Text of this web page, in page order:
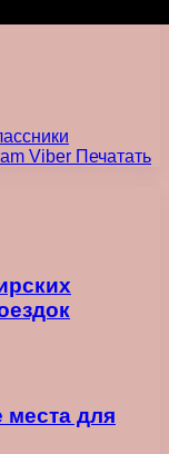
Viber Печатать
для